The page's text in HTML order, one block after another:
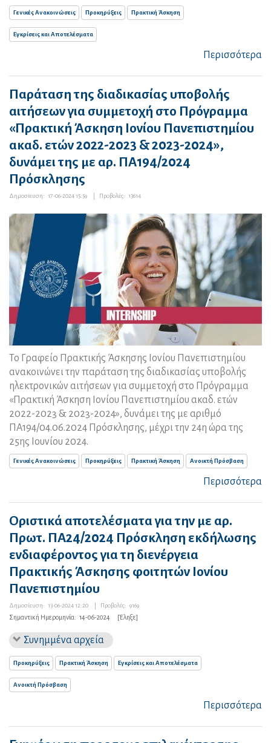
Γενικές Ανακοινώσεις Προκηρύξεις Πρακτική Άσκηση
Εγκρίσεις και Αποτελέσματα
Περισσότερα
Παράταση της διαδικασίας υποβολής
αιτήσεων για συμμετοχή στο Πρόγραμμα
«Πρακτική Άσκηση Ιονίου Πανεπιστημίου
ακαδ. ετών 2022-2023 & 2023-2024»,
δυνάμει της με αρ. ΠΑ194/2024
Πρόσκλησης
Δημοσίευση: 17-06-2024 15:59 Προβολές: 13614
Το Γραφείο Πρακτικής Άσκησης Ιονίου Πανεπιστημίου
ανακοινώνει την παράταση της διαδικασίας υποβολής
ηλεκτρονικών αιτήσεων για συμμετοχή στο Πρόγραμμα
«Πρακτική Άσκηση Ιονίου Πανεπιστημίου ακαδ. ετών
2022-2023 & 2023-2024», δυνάμει της με αριθμό
ΠΑ194/04.06.2024 Πρόσκλησης, μέχρι την 24η ώρα της
25ης Ιουνίου 2024.
Γενικές Ανακοινώσεις Προκηρύξεις Πρακτική Άσκηση Ανοικτή Πρόσβαση
Περισσότερα
Οριστικά αποτελέσματα για την με αρ.
Πρωτ. ΠΑ24/2024 Πρόσκληση εκδήλωσης
ενδιαφέροντος για τη διενέργεια
Πρακτικής Άσκησης φοιτητών Ιονίου
Πανεπιστημίου
Δημοσίευση: 13-06-2024 12:20 Προβολές: 9169
Σημαντική Ημερομηνία: 14-06-2024 [Έληξε]
Συνημμένα αρχεία
Προκηρύξεις Πρακτική Άσκηση Εγκρίσεις και Αποτελέσματα
Ανοικτή Πρόσβαση
Περισσότερα